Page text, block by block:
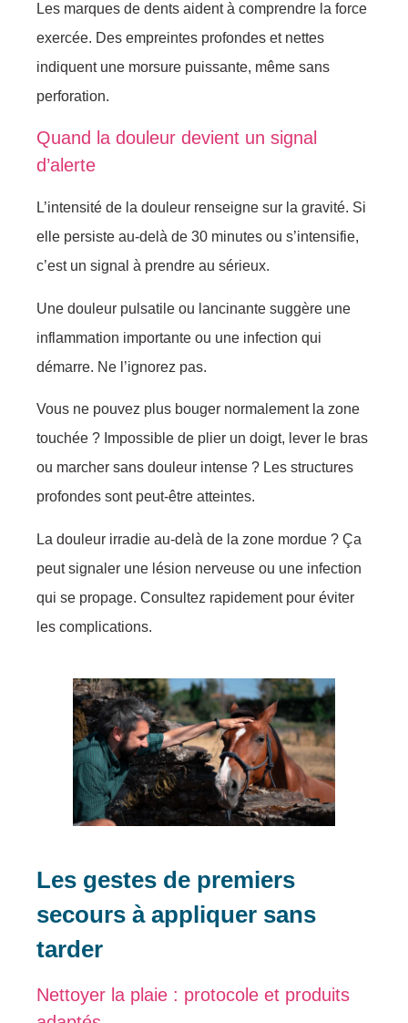
Les marques de dents aident à comprendre la force
exercée. Des empreintes profondes et nettes
indiquent une morsure puissante, même sans
perforation.
Quand la douleur devient un signal
d’alerte
L’intensité de la douleur renseigne sur la gravité. Si
elle persiste au-delà de 30 minutes ou s’intensifie,
c’est un signal à prendre au sérieux.
Une douleur pulsatile ou lancinante suggère une
inflammation importante ou une infection qui
démarre. Ne l’ignorez pas.
Vous ne pouvez plus bouger normalement la zone
touchée ? Impossible de plier un doigt, lever le bras
ou marcher sans douleur intense ? Les structures
profondes sont peut-être atteintes.
La douleur irradie au-delà de la zone mordue ? Ça
peut signaler une lésion nerveuse ou une infection
qui se propage. Consultez rapidement pour éviter
les complications.
Les gestes de premiers
secours à appliquer sans
tarder
Nettoyer la plaie : protocole et produits